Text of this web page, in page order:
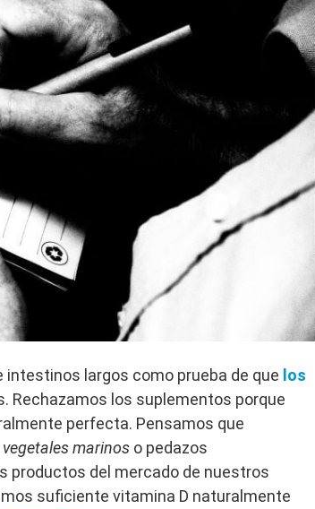
largos como prueba de que los
Rechazamos los suplementos porque
perfecta. Pensamos que
vegetales marinos o pedazos
productos del mercado de nuestros
suficiente vitamina D naturalmente